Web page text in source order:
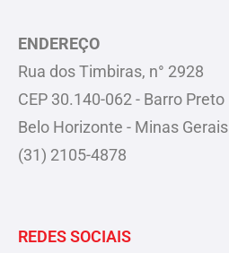
ENDEREÇO
Rua dos Timbiras, n° 2928
CEP 30.140-062 - Barro Preto
Belo Horizonte - Minas Gerais
(31) 2105-4878
REDES SOCIAIS